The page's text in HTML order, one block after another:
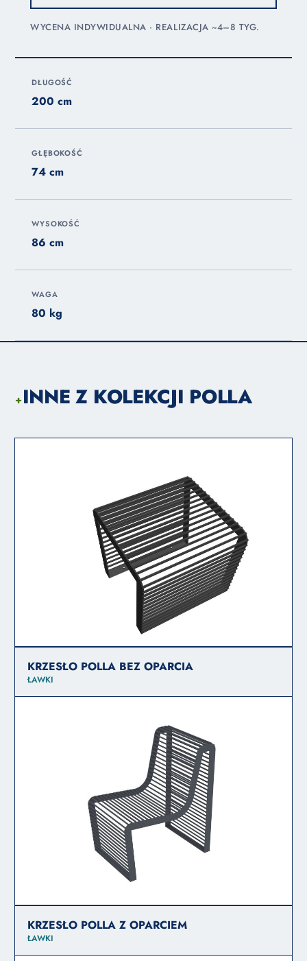
WYCENA INDYWIDUALNA · REALIZACJA ~4–8 TYG.
DŁUGOŚĆ
200 cm
GŁĘBOKOŚĆ
74 cm
WYSOKOŚĆ
86 cm
WAGA
80 kg
+INNE Z KOLEKCJI POLLA
KRZESŁO POLLA BEZ OPARCIA
ŁAWKI
KRZESŁO POLLA Z OPARCIEM
ŁAWKI